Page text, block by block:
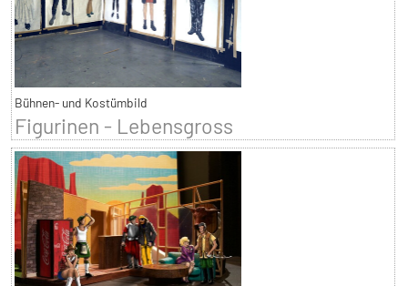
Bühnen- und Kostümbild
Figurinen - Lebensgross